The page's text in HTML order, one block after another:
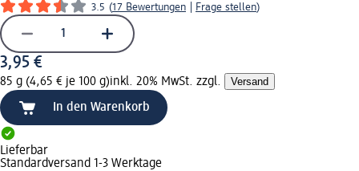
3.5 (17 Bewertungen Frage stellen)
3,95 €
85 g (4,65 € je 100 g)inkl. 20% MwSt. zzgl. Versand
In den Warenkorb
Lieferbar
Standardversand 1-3 Werktage